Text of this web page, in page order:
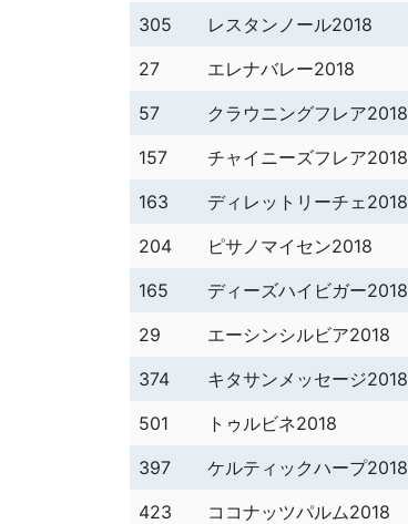
305
レスタンノール2018
27
エレナバレー2018
57
クラウニングフレア2018
157
チャイニーズフレア2018
163
ディレットリーチェ2018
204
ピサノマイセン2018
165
ディーズハイビガー2018
29
エーシンシルビア2018
374
キタサンメッセージ2018
501
トゥルビネ2018
397
ケルティックハープ2018
423
ココナッツパルム2018